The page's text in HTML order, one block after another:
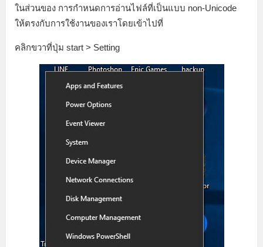
ในส่วนของ การกำหนดการอ่านไฟล์ที่เป็นแบบ non-Unicode
ให้ตรงกับการใช้งานของเราโดยเข้าไปที่
คลิกขวาที่ปุ่ม start > Setting